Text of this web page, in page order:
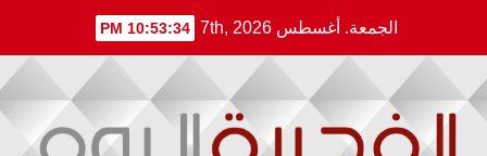
content
الجمعة. أغسطس 7th, 2026 10:53:34 PM